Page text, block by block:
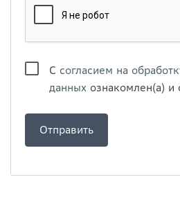
С согласием на
данных ознакомлен(а) и